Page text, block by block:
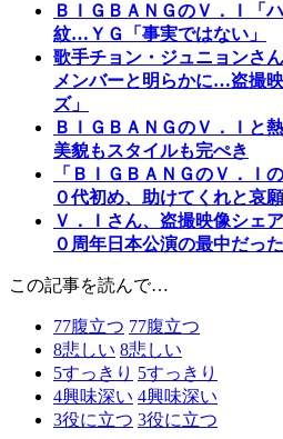
ＢＩＧＢＡＮＧのＶ．Ｉ「
紋…ＹＧ「事実ではない」
歌手チョン・ジュニョンさ
メンバーと明らかに…盗撮
ズ」
ＢＩＧＢＡＮＧのＶ．Ｉと
美貌もスタイルも完ぺき
「ＢＩＧＢＡＮＧのＶ．Ｉ
０代初め、助けてくれと哀願
Ｖ．Ｉさん、盗撮映像シェ
０周年日本公演の最中だった
この記事を読んで…
77腹立つ 77腹立つ
8悲しい 8悲しい
5すっきり 5すっきり
4興味深い 4興味深い
3役に立つ 3役に立つ